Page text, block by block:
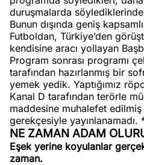
duruşmalarda
Bunun dışında geniş
Futboldan, Türkiye’den
kendisine aracı yollayan
Program sonrası programı
tarafından hazırlanmış bir
yemek yedik. Yaptığımız
Kanal D tarafından terörle
maddesine muhalefet edilmiş
gerekçesiyle yayınlanamadı.
NE ZAMAN ADAM
Eşek yerine koyulanlar
zaman.